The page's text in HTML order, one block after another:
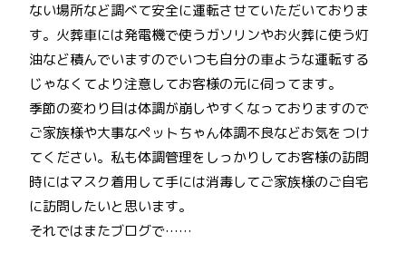
ない場所など調べて安全に運転させていただいておりま
す。火葬車には発電機で使うガソリンやお火葬に使う灯
油など積んでいますのでいつも自分の車ような運転する
じゃなくてより注意してお客様の元に伺ってます。
季節の変わり目は体調が崩しやすくなっておりますので
ご家族様や大事なペットちゃん体調不良などお気をつけ
てください。私も体調管理をしっかりしてお客様の訪問
時にはマスク着用して手には消毒してご家族様のご自宅
に訪問したいと思います。
それではまたブログで……